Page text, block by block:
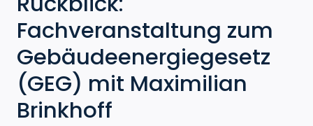
Fachveranstaltung zum
Gebäudeenergiegesetz
(GEG) mit Maximilian
Brinkhoff